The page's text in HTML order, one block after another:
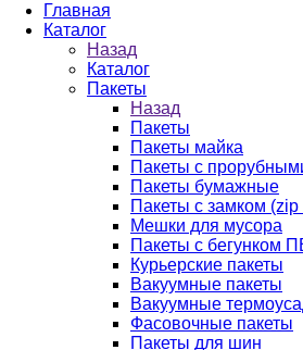
Главная
Каталог
Назад
Каталог
Пакеты
Назад
Пакеты
Пакеты майка
Пакеты с
Пакеты бумажные
Пакеты с замком (zip
Мешки для мусора
Пакеты с бегунком
Курьерские пакеты
Вакуумные пакеты
Вакуумные
Фасовочные пакеты
Пакеты для шин